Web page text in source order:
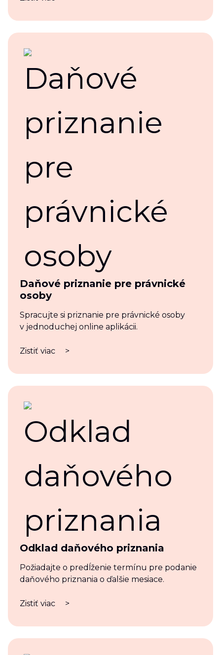
Daňové priznanie pre právnické
osoby
Spracujte si priznanie pre právnické osoby
v jednoduchej online aplikácii.
Zistiť viac >
Odklad daňového priznania
Požiadajte o predĺženie termínu pre podanie
daňového priznania o ďalšie mesiace.
Zistiť viac >